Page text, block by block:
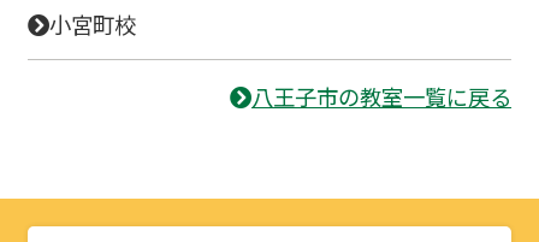
小宮町校
八王子市の教室一覧に戻る